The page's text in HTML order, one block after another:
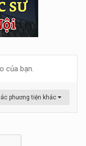
của bạn.
phương tiện khác